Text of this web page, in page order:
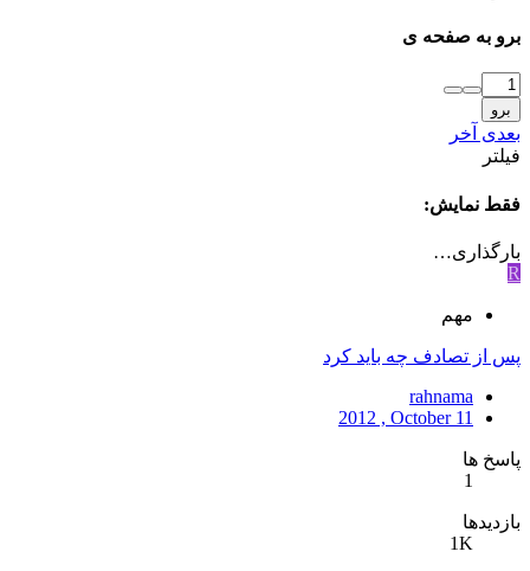
برو به صفحه ی
برو
بعدی آخر
فیلتر
فقط نمایش:
بارگذاری…
R
مهم
پس از تصادف چه بايد كرد
rahnama
2012 , October 11
پاسخ ها
1
بازدیدها
1K